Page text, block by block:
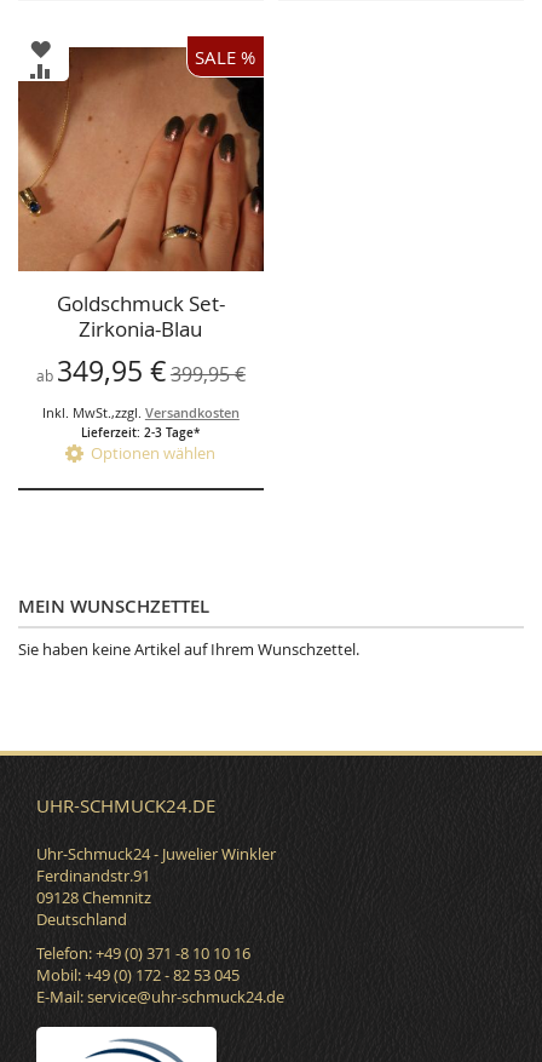
SALE %
ZUR
WUNSCHLISTE
HINZUFÜGEN
ZUR
VERGLEICHSLISTE
HINZUFÜGEN
Goldschmuck Set-
Zirkonia-Blau
Spinell,synt. Ring ,
Anhänger,Kette
ab 349,95 €399,95 €
Inkl. MwSt. ,zzgl. Versandkosten
Lieferzeit: 2-3 Tage*
Optionen wählen
MEIN WUNSCHZETTEL
Sie haben keine Artikel auf Ihrem Wunschzettel.
UHR-SCHMUCK24.DE
Uhr-Schmuck24 - Juwelier Winkler
Ferdinandstr.91
09128 Chemnitz
Deutschland
Telefon: +49 (0) 371 -8 10 10 16
Mobil: +49 (0) 172 - 82 53 045
E-Mail:service@uhr-schmuck24.de